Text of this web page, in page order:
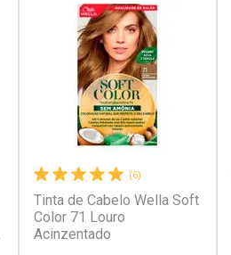
(6)
Tinta de Cabelo Wella Soft
Color 71 Louro
Acinzentado